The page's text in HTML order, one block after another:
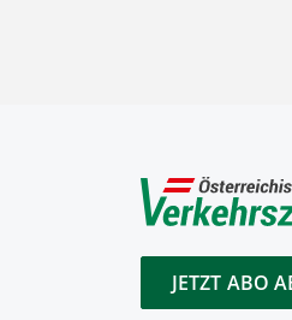
JETZT ABO